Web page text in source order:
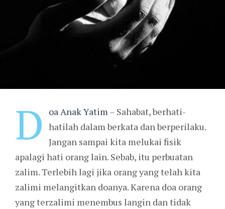
D oa Anak Yatim– Sahabat, berhati-
hatilah dalam berkata dan berperilaku.
Jangan sampai kita melukai fisik
apalagi hati orang lain. Sebab, itu perbuatan
zalim. Terlebih lagi jika orang yang telah kita
zalimi melangitkan doanya. Karena doa orang
yang terzalimi menembus langin dan tidak